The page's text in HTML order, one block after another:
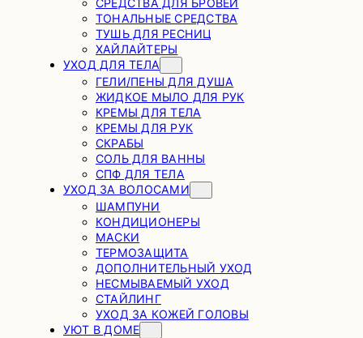
СРЕДСТВА ДЛЯ БРОВЕЙ
ТОНАЛЬНЫЕ СРЕДСТВА
ТУШЬ ДЛЯ РЕСНИЦ
ХАЙЛАЙТЕРЫ
УХОД ДЛЯ ТЕЛА
ГЕЛИ/ПЕНЫ ДЛЯ ДУША
ЖИДКОЕ МЫЛО ДЛЯ РУК
КРЕМЫ ДЛЯ ТЕЛА
КРЕМЫ ДЛЯ РУК
СКРАБЫ
СОЛЬ ДЛЯ ВАННЫ
СПФ ДЛЯ ТЕЛА
УХОД ЗА ВОЛОСАМИ
ШАМПУНИ
КОНДИЦИОНЕРЫ
МАСКИ
ТЕРМОЗАЩИТА
ДОПОЛНИТЕЛЬНЫЙ УХОД
НЕСМЫВАЕМЫЙ УХОД
СТАЙЛИНГ
УХОД ЗА КОЖЕЙ ГОЛОВЫ
УЮТ В ДОМЕ